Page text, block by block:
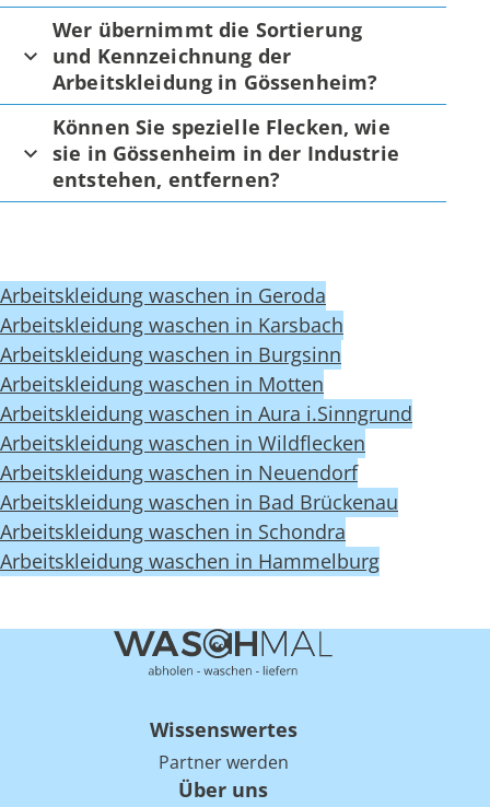
Wer übernimmt die Sortierung
und Kennzeichnung der
Arbeitskleidung in Gössenheim?
Können Sie spezielle Flecken, wie
sie in Gössenheim in der Industrie
entstehen, entfernen?
Arbeitskleidung waschen in Geroda
Arbeitskleidung waschen in Karsbach
Arbeitskleidung waschen in Burgsinn
Arbeitskleidung waschen in Motten
Arbeitskleidung waschen in Aura i.Sinngrund
Arbeitskleidung waschen in Wildflecken
Arbeitskleidung waschen in Neuendorf
Arbeitskleidung waschen in Bad Brückenau
Arbeitskleidung waschen in Schondra
Arbeitskleidung waschen in Hammelburg
Wissenswertes
Partner werden
Über uns